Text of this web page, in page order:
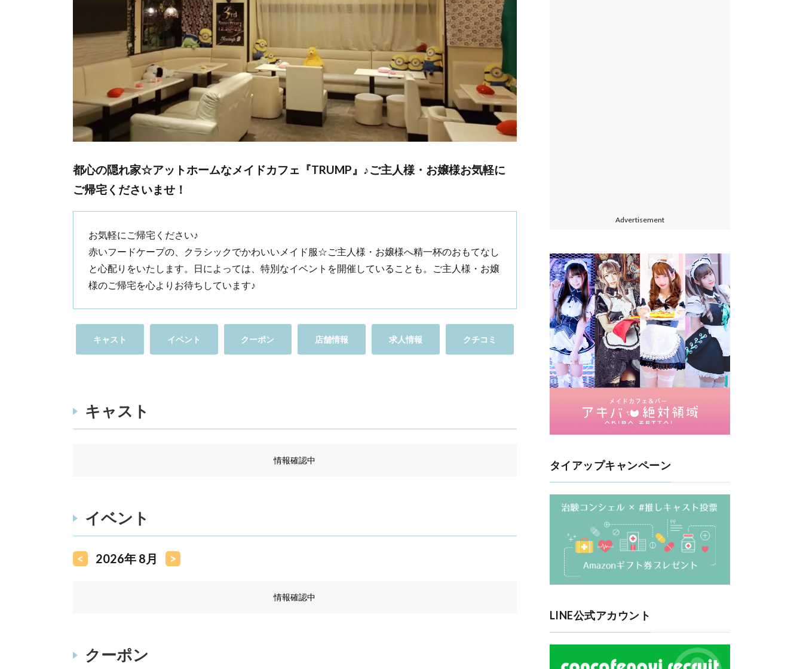
都心の隠れ家☆アットホームなメイドカフェ『TRUMP』♪ご主人様・お嬢様お気軽に
ご帰宅くださいませ！
お気軽にご帰宅ください♪
赤いフードケープの、クラシックでかわいいメイド服☆ご主人様・お嬢様へ精一杯のおもてなし
と心配りをいたします。日によっては、特別なイベントを開催していることも。ご主人様・お嬢
様のご帰宅を心よりお待ちしています♪
キャスト イベント クーポン 店舗情報 求人情報 クチコミ
キャスト
情報確認中
イベント
< 2026年 8月 >
情報確認中
クーポン
Advertisement
タイアップキャンペーン
LINE公式アカウント